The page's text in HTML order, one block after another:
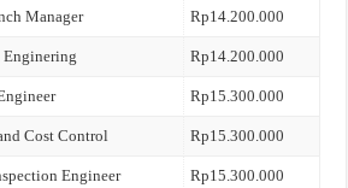
Manager Rp14.200.000
Rp14.200.000
Rp15.300.000
Cost Control Rp15.300.000
Engineer Rp15.300.000